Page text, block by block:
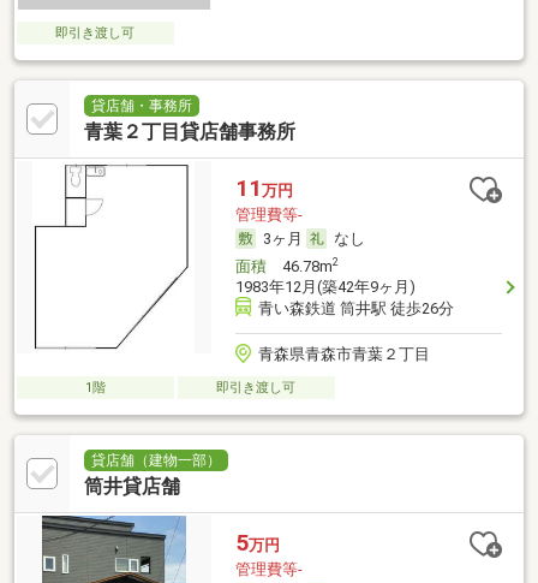
即引き渡し可
貸店舗・事務所
青葉２丁目貸店舗事務所
11 万円
管理費等-
3ヶ月
なし
面積46.78m2
1983年12月(築42年9ヶ月)
青い森鉄道 筒井駅 徒歩26分
青森県青森市青葉２丁目
1階 即引き渡し可
貸店舗（建物一部）
筒井貸店舗
5万円
管理費等-